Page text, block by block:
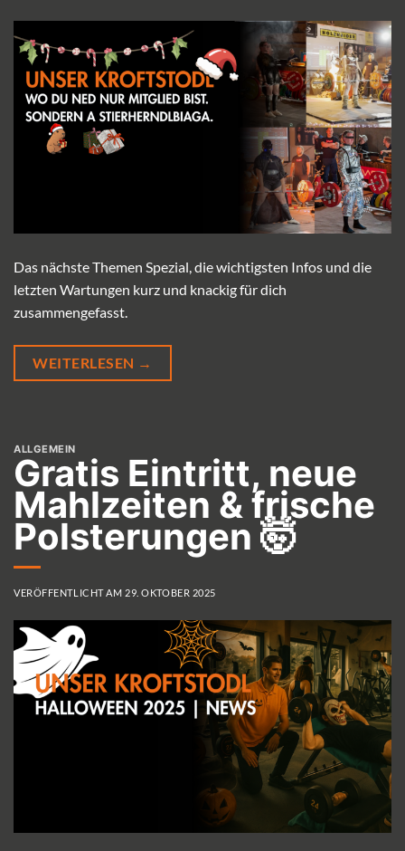
Das nächste Themen Spezial, die wichtigsten Infos und die
letzten Wartungen kurz und knackig für dich
zusammengefasst.
WEITERLESEN →
ALLGEMEIN
Gratis Eintritt, neue
Mahlzeiten & frische
Polsterungen 🤯
VERÖFFENTLICHT AM 29. OKTOBER 2025